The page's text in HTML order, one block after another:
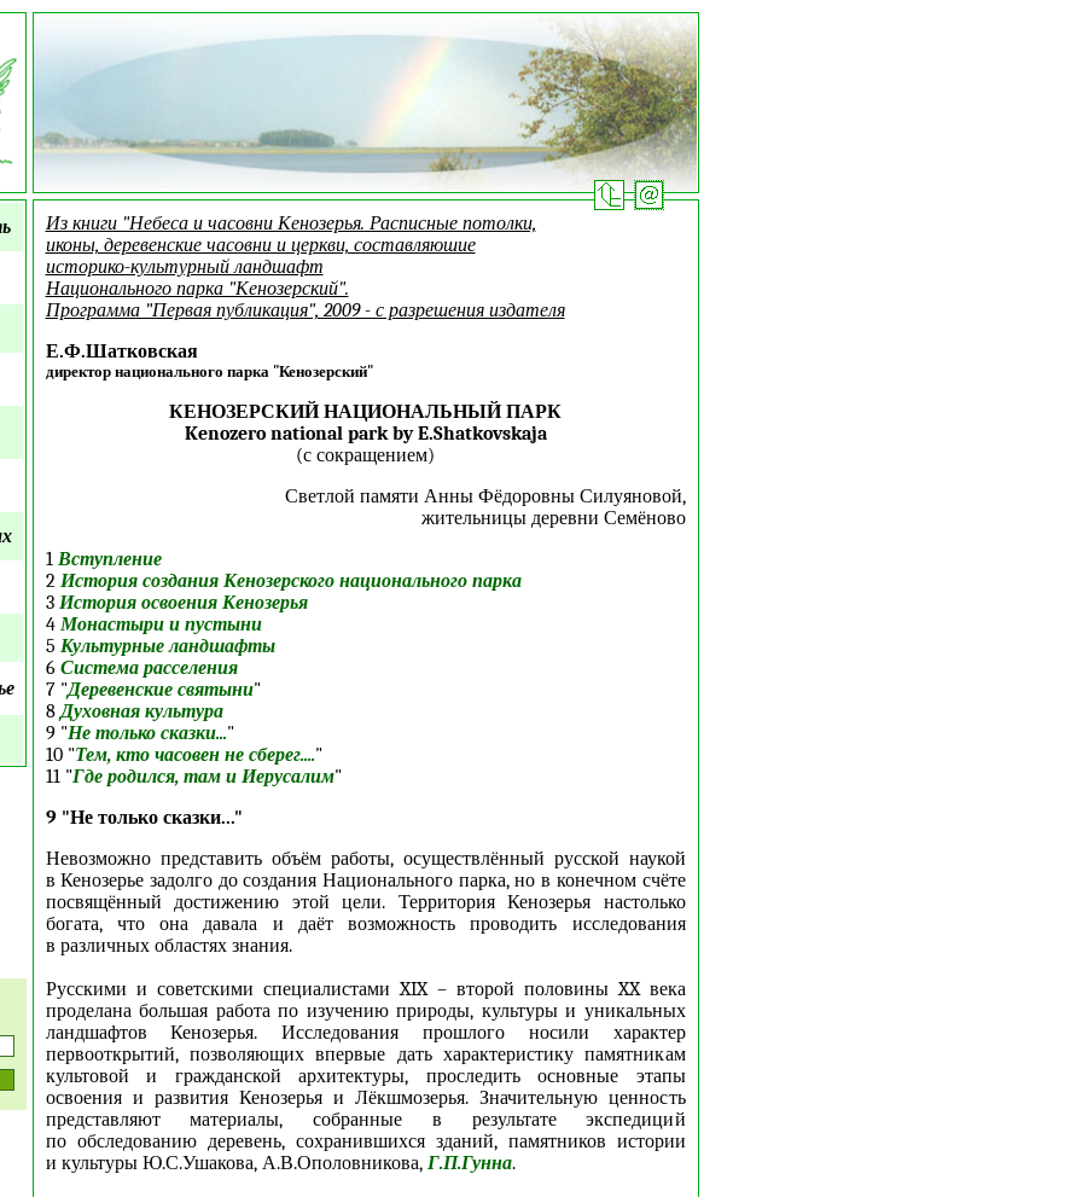
Из книги "Небеса и часовни Кенозерья. Расписные потолки,
иконы, деревенские часовни и церкви, составляюшие
историко-культурный ландшафт
Национального парка "Кенозерский".
Программа "Первая публикация", 2009 - с разрешения издателя
Е.Ф.Шатковская
директор национального парка "Кенозерский"
КЕНОЗЕРСКИЙ НАЦИОНАЛЬНЫЙ ПАРК
Kenozero national park by E.Shatkovskaja
(с сокращением)
Светлой памяти Анны Фёдоровны Силуяновой,
жительницы деревни Семёново
1 Вступление
2 История создания Кенозерского национального парка
3 История освоения Кенозерья
4Монастыри и пустыни
5 Культурные ландшафты
6 Система расселения
7 "Деревенские святыни"
8Духовная культура
9 "Не только сказки..."
10 "Тем, кто часовен не сберег...."
11 "Где родился, там и Иерусалим"
9 "Не только сказки..."
Невозможно представить объём работы, осуществлённый русской наукой
в Кенозерье задолго до создания Национального парка, но в конечном счёте
посвящённый достижению этой цели. Территория Кенозерья настолько
богата, что она давала и даёт возможность проводить исследования
в различных областях знания.
Русскими и советскими специалистами XIX – второй половины XX века
проделана большая работа по изучению природы, культуры и уникальных
ландшафтов Кенозерья. Исследования прошлого носили характер
первооткрытий, позволяющих впервые дать характеристику памятникам
культовой и гражданской архитектуры, проследить основные этапы
освоения и развития Кенозерья и Лёкшмозерья. Значительную ценность
представляют материалы, собранные в результате экспедиций
по обследованию деревень, сохранившихся зданий, памятников истории
и культуры Ю.С.Ушакова, А.В.Ополовникова, Г.П.Гунна.